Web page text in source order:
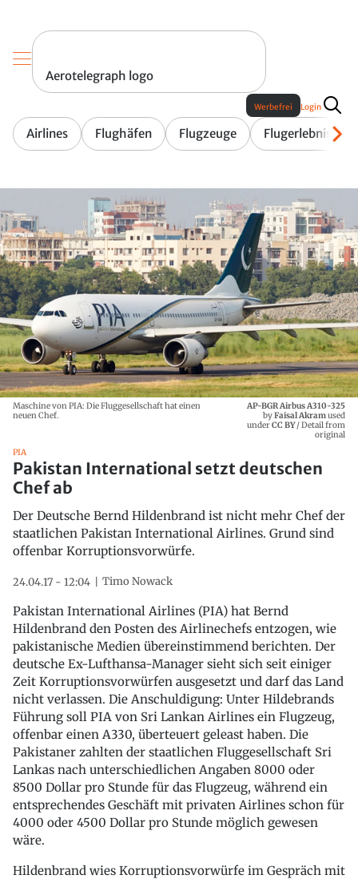
Aerotelegraph logo
Airlines Flughäfen Flugzeuge Flugerlebnis
Werbefrei Login
Maschine von PIA: Die Fluggesellschaft hat einen
neuen Chef.
AP-BGR Airbus A310-325
byFaisal Akramused
underCC BY/ Detail from
original
PIA
Pakistan International setzt deutschen
Chef ab
Der Deutsche Bernd Hildenbrand ist nicht mehr Chef der
staatlichen Pakistan International Airlines. Grund sind
offenbar Korruptionsvorwürfe.
24.04.17 - 12:04 Timo Nowack
Pakistan International Airlines (PIA) hat Bernd
Hildenbrand den Posten des Airlinechefs entzogen, wie
pakistanische Medien übereinstimmend berichten. Der
deutsche Ex-Lufthansa-Manager sieht sich seit einiger
Zeit Korruptionsvorwürfen ausgesetzt und darf das Land
nicht verlassen. Die Anschuldigung: Unter Hildebrands
Führung soll PIA von Sri Lankan Airlines ein Flugzeug,
offenbar einen A330, überteuert geleast haben. Die
Pakistaner zahlten der staatlichen Fluggesellschaft Sri
Lankas nach unterschiedlichen Angaben 8000 oder
8500 Dollar pro Stunde für das Flugzeug, während ein
entsprechendes Geschäft mit privaten Airlines schon für
4000 oder 4500 Dollar pro Stunde möglich gewesen
wäre.
Hildenbrand wies Korruptionsvorwürfe im Gespräch mit